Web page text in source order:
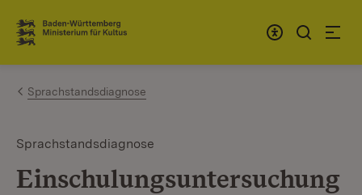
Zum Inhalt springen
Link zur Startseite
Sprachstandsdiagnose
Sprachstandsdiagnose
Einschulungsuntersuchung